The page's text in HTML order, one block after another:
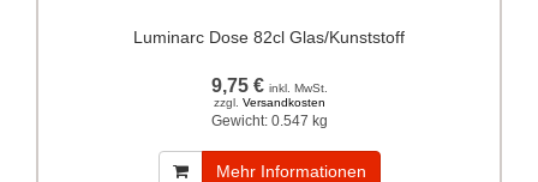
Luminarc Dose 82cl Glas/Kunststoff
9,75 € inkl. MwSt.
zzgl. Versandkosten
Gewicht: 0.547 kg
Mehr Informationen